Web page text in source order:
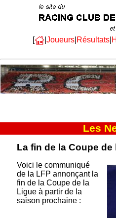
[ | Joueurs| Résultats|
Les
La fin de la Coupe de
Voici le communiqué
de la LFP annonçant la
fin de la Coupe de la
Ligue à partir de la
saison prochaine :